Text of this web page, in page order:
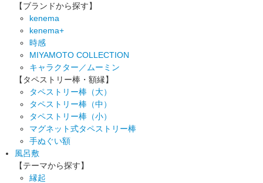
【ブランドから探す】
kenema
kenema+
時感
MIYAMOTO COLLECTION
キャラクター／ムーミン
【タペストリー棒・額縁】
タペストリー棒（大）
タペストリー棒（中）
タペストリー棒（小）
マグネット式タペストリー棒
手ぬぐい額
風呂敷
【テーマから探す】
縁起